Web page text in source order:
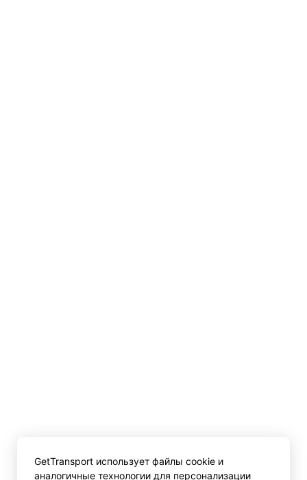
GetTransport использует файлы cookie и
аналогичные технологии для персонализации